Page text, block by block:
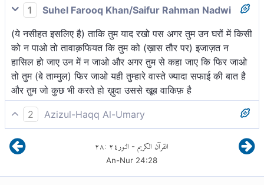
1
Suhel Farooq Khan/Saifur Rahman Nadwi
(ये नसीहत इसलिए है) ताकि तुम याद रखो पस अगर तुम उन घरों में किसी
को न पाओ तो तावाक़फियत कि तुम को (ख़ास तौर पर) इजाज़त न
हासिल हो जाए उन में न जाओ और अगर तुम से कहा जाए कि फिर जाओ
तो तुम (बे ताम्मुल) फिर जाओ यही तुम्हारे वास्ते ज्यादा सफाई की बात है
और तुम जो कुछ भी करते हो ख़ुदा उससे खूब वाकिफ़ है
2
Azizul-Haqq Al-Umary
और यदि, उनमें किसी को न पाओ, तो उनमें प्रवेश न करो, यहाँ तक कि
तुम्हें अनुमति दे दी जाये और यदि, तुमसे कहा जाये कि वापस हो जाओ, तो
वापस हो जाओ, ये तुम्हारे लिए अधिक पवित्र है तथा अल्लाह जो कुछ तुम
करते हो, भली-भाँति जानने वाला है।
القرآن الكريم - النور٢٤:٢٨
An-Nur 24:28